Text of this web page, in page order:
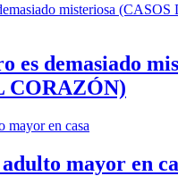
es demasiado
CORAZÓN)
mayor en